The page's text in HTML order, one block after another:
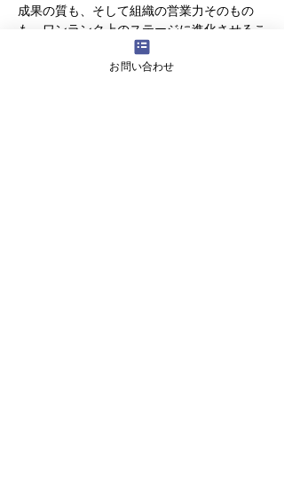
成果の質も、そして組織の営業力そのもの
も、ワンランク上のステージに進化させるこ
お問い合わせ